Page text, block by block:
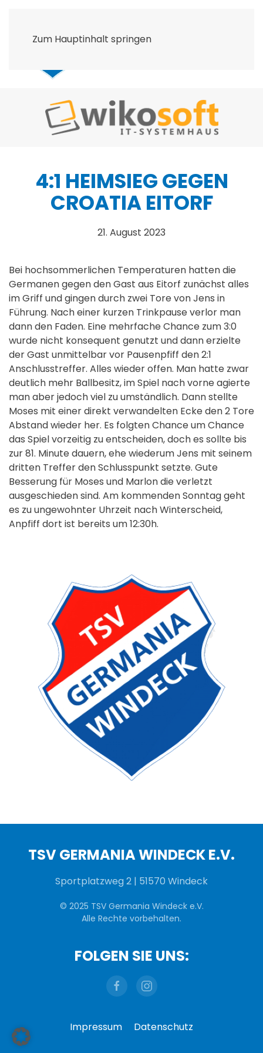
Zum Hauptinhalt springen
4:1 HEIMSIEG GEGEN
CROATIA EITORF
21. August 2023
Bei hochsommerlichen Temperaturen hatten die
Germanen gegen den Gast aus Eitorf zunächst alles
im Griff und gingen durch zwei Tore von Jens in
Führung. Nach einer kurzen Trinkpause verlor man
dann den Faden. Eine mehrfache Chance zum 3:0
wurde nicht konsequent genutzt und dann erzielte
der Gast unmittelbar vor Pausenpfiff den 2:1
Anschlusstreffer. Alles wieder offen. Man hatte zwar
deutlich mehr Ballbesitz, im Spiel nach vorne agierte
man aber jedoch viel zu umständlich. Dann stellte
Moses mit einer direkt verwandelten Ecke den 2 Tore
Abstand wieder her. Es folgten Chance um Chance
das Spiel vorzeitig zu entscheiden, doch es sollte bis
zur 81. Minute dauern, ehe wiederum Jens mit seinem
dritten Treffer den Schlusspunkt setzte. Gute
Besserung für Moses und Marlon die verletzt
ausgeschieden sind. Am kommenden Sonntag geht
es zu ungewohnter Uhrzeit nach Winterscheid,
Anpfiff dort ist bereits um 12:30h.
TSV GERMANIA WINDECK E.V.
Sportplatzweg 2 | 51570 Windeck
© 2025 TSV Germania Windeck e.V.
Alle Rechte vorbehalten.
FOLGEN SIE UNS:
Impressum Datenschutz